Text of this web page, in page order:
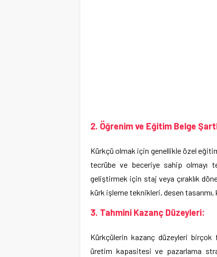
2. Öğrenim ve Eğitim Belge
Kürkçü olmak için genellikle özel
tecrübe ve beceriye sahip olmayı
geliştirmek için staj veya çıraklık
kürk işleme teknikleri, desen tasarımı,
3. Tahmini Kazanç Düzeyleri:
Kürkçülerin kazanç düzeyleri birçok
üretim kapasitesi ve pazarlama